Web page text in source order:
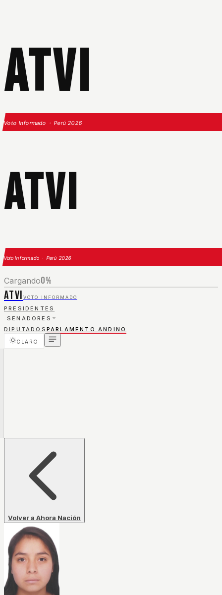
ATVI
Voto Informado · Perú 2026
ATVI
Voto Informado · Perú 2026
Cargando0%
ATVI VOTO INFORMADO
PRESIDENTES
SENADORES
DIPUTADOS PARLAMENTO ANDINO
CLARO
Volver a Ahora Nación